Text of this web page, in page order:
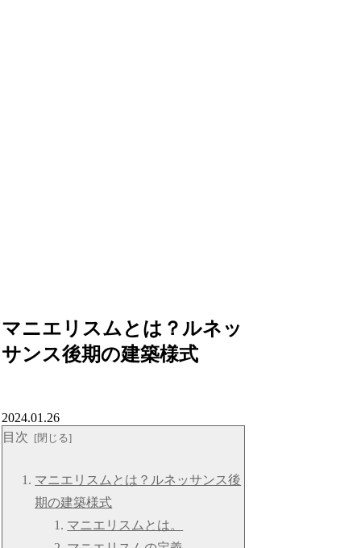
マニエリスムとは？ルネッ
サンス後期の建築様式
2024.01.26
目次
マニエリスムとは？ルネッサンス後
期の建築様式
マニエリスムとは。